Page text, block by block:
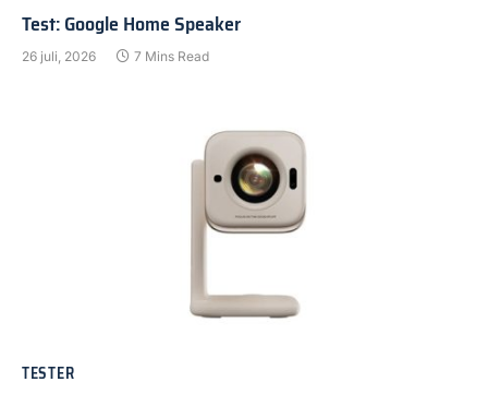
Test: Google Home Speaker
26 juli, 2026 7 Mins Read
TESTER